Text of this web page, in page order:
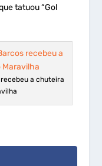
tatuou “Gol
a chuteira